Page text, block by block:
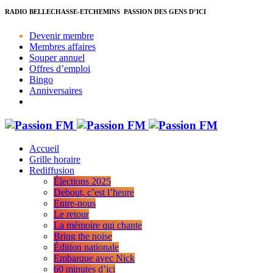
RADIO BELLECHASSE-ETCHEMINS PASSION DES GENS D’ICI
Devenir membre
Membres affaires
Souper annuel
Offres d’emploi
Bingo
Anniversaires
Accueil
Grille horaire
Rediffusion
Élections 2025
Debout, c’est l’heure
Entre-nous
Le retour
La mémoire qui chante
Bring the noise
Édition nationale
Embarque avec Nick
60 minutes d’ici